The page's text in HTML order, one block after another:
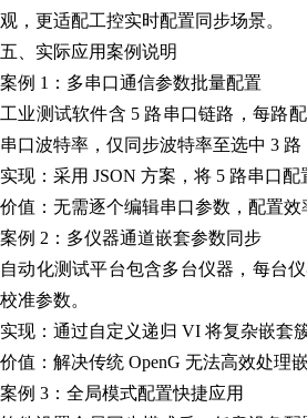
观，更适配工控实时配置同步场景。
五、实际应用案例说明
案例 1：多串口通信参数批量配置
工业测试软件含 5 路串口链路，每路
串口波特率，仅同步波特率至选中 3
实现：采用 JSON 方案，将 5 路串口
价值：无需逐个编辑串口参数，配置
案例 2：多仪器通道嵌套参数同步
自动化测试平台包含多台仪器，每台
校准参数。
实现：通过自定义递归 VI 将复杂嵌套
价值：解决传统 OpenG 无法高效处理
案例 3：全局模式配置快捷应用